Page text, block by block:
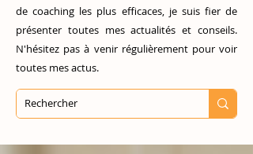
de coaching les plus efficaces, je suis fier de
présenter toutes mes actualités et conseils.
N'hésitez pas à venir régulièrement pour voir
toutes mes actus.